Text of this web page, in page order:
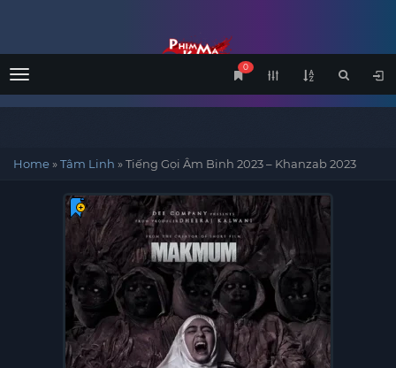
Menu
0
Home»Tâm Linh »Tiếng Gọi Âm Binh 2023 – Khanzab 2023